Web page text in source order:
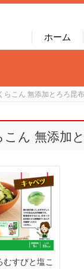
ホーム
らこん 無添加とろろ昆布
こん 無添加
むすびと塩こ